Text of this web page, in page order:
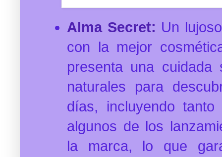
Alma Secret: Un
con la mejor
presenta una cuidada
naturales para
días, incluyendo
algunos de los
la marca, lo que